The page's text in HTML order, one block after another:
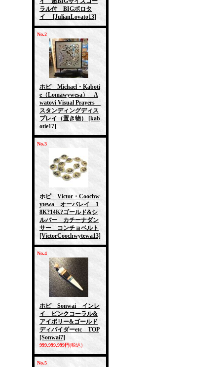
ラル付 BIGボロタ
イ
[JulianLovato13]
No.2
ホピ Michael・Kaboti
e（Lomawywesa） A
watovi Visual Prayers
スタンディングディス
プレイ（置き物）
[kab
otie17]
No.3
ホピ Victor・Coochw
ytewa オーバレイ 1
8K?14K?ゴールド&シ
ルバー カチーナダン
サー コンチョベルト
[VictorCoochwytewa13]
No.4
ホピ Sonwai インレ
イ ピンクコーラル&
アイボリー&ゴールド
ディバイダーetc TOP
[Sonwai7]
999,999,999円(税込)
No.5